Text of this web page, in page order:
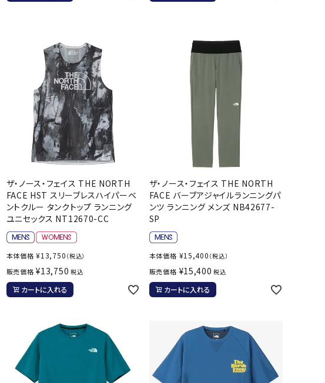
ザ・ノース・フェイス THE NORTH
FACE HST スリーブレスハイパーベ
ントクルー タンクトップ ランニング
ユニセックス NT12670-CC
本体価格 ¥13,750 （税込）
販売価格 ¥13,750 税込
カートに入れる
ザ・ノース・フェイス THE NORTH
FACE バーブアジャイルランニングパ
ンツ ランニング メンズ NB42677-
SP
本体価格 ¥15,400 （税込）
販売価格 ¥15,400 税込
カートに入れる